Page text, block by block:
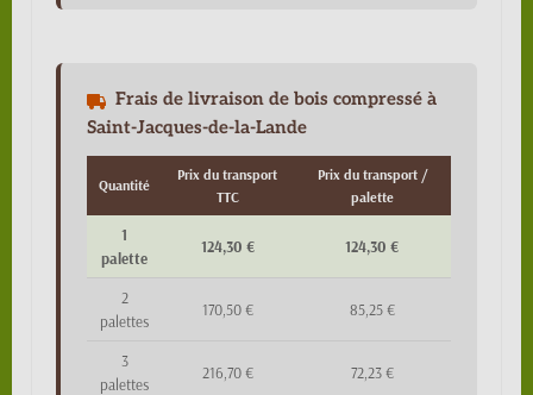
Frais de livraison de bois compressé à
Saint-Jacques-de-la-Lande
Quantité
Prix du transport
TTC
Prix du transport /
palette
1
palette
124,30 € 124,30 €
2
palettes
170,50 € 85,25 €
3
palettes
216,70 € 72,23 €